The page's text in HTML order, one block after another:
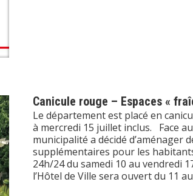
Canicule rouge – Espaces «
Le département est placé en
à mercredi 15 juillet inclus. Face
municipalité a décidé d’aménager
supplémentaires pour les
24h/24 du samedi 10 au vendredi
l’Hôtel de Ville sera ouvert du 11